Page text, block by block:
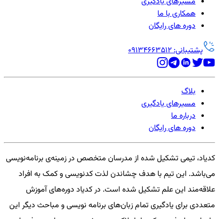
همکاری با ما
دوره های رایگان
پشتیبانی: 09134663512
بلاگ
مسیرهای یادگیری
درباره ما
دوره های رایگان
کدیاد، تیمی تشکیل شده از مدرسان متخصص در زمینه‌ی برنامه‌نویسی
می‌باشد. این تیم با هدف چشاندن لذت کدنویسی و کمک به افراد
علاقه‌مند این علم تشکیل شده است. در کدیاد دوره‌های آموزش
متعددی برای یادگیری تمام زبان‌های برنامه نویسی و مباحث دیگر این